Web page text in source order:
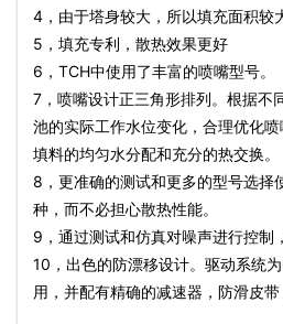
4，由于塔身较大，所以填充面积较
5，填充专利，散热效果更好
6，TCH中使用了丰富的喷嘴型号。
7，喷嘴设计正三角形排列。根据不
池的实际工作水位变化，合理优化
填料的均匀水分配和充分的热交换。
8，更准确的测试和更多的型号选择
种，而不必担心散热性能。
9，通过测试和仿真对噪声进行控制
10，出色的防漂移设计。驱动系统
用，并配有精确的减速器，防滑皮带